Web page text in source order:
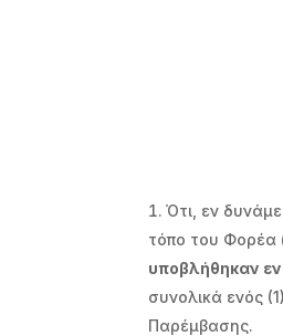
Ότι, εν
τόπο του Φορέα
υποβλήθηκαν
συνολικά ενός
Παρέμβασης.